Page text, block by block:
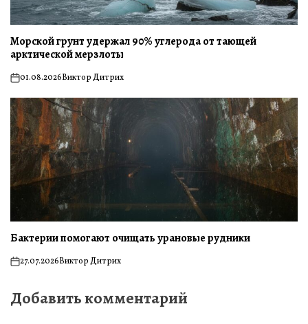
Морской грунт удержал 90% углерода от тающей
арктической мерзлоты
on01.08.2026Виктор Дитрих
Бактерии помогают очищать урановые рудники
on27.07.2026Виктор Дитрих
Добавить комментарий